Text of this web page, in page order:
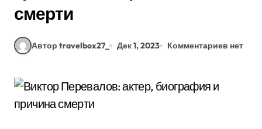
смерти
Автор travelbox27_ Дек 1, 2023 Комментариев нет